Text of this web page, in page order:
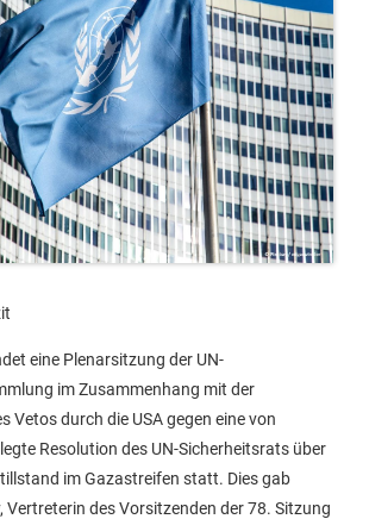
eine Plenarsitzung der UN-
im Zusammenhang mit der
Vetos durch die USA gegen eine von
Resolution des UN-Sicherheitsrats über
im Gazastreifen statt. Dies gab
Vertreterin des Vorsitzenden der 78. Sitzung